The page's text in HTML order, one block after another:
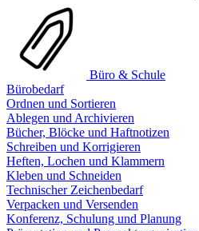
Büro & Schule
Bürobedarf
Ordnen und Sortieren
Ablegen und Archivieren
Bücher, Blöcke und Haftnotizen
Schreiben und Korrigieren
Heften, Lochen und Klammern
Kleben und Schneiden
Technischer Zeichenbedarf
Verpacken und Versenden
Konferenz, Schulung und Planung